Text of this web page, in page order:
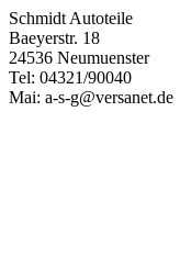
Schmidt Autoteile
Baeyerstr. 18
24536 Neumuenster
Tel: 04321/90040
Mai: a-s-g@versanet.de